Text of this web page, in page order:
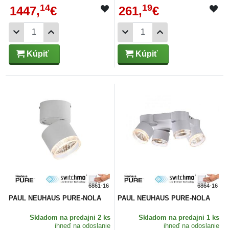
1447,14€
Kúpiť
261,19€
Kúpiť
6861-16
PAUL NEUHAUS PURE-NOLA
Skladom na predajni 2 ks
ihneď na odoslanie
6864-16
PAUL NEUHAUS PURE-NOLA
Skladom na predajni 1 ks
ihneď na odoslanie